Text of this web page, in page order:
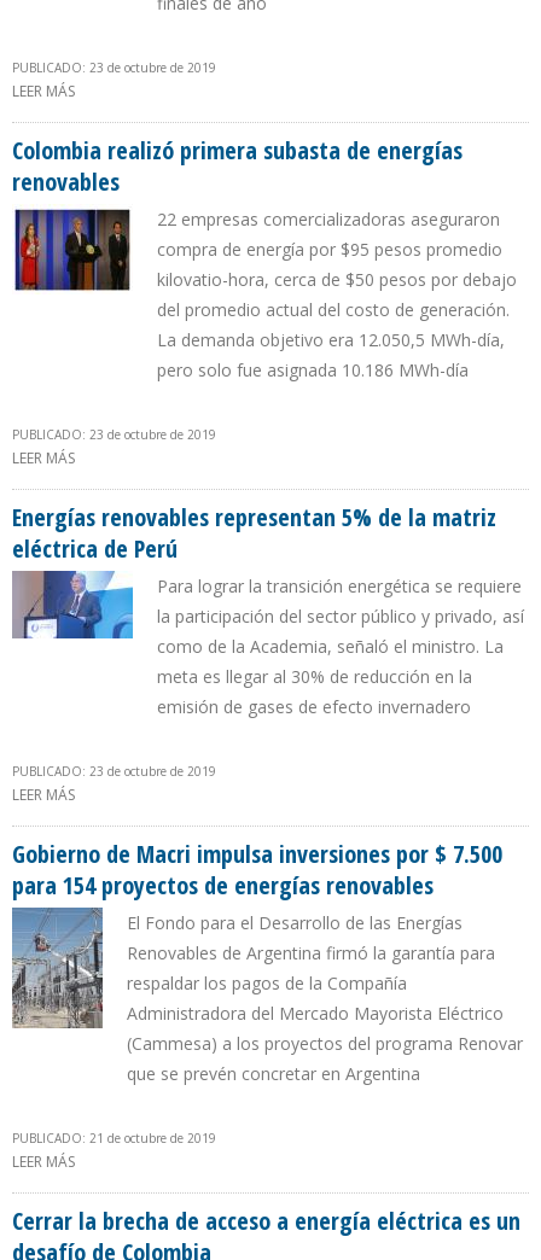
PUBLICADO: 23 de octubre de 2019
LEER MÁS
Colombia realizó primera subasta de energías
renovables
22 empresas comercializadoras aseguraron
compra de energía por $95 pesos promedio
kilovatio-hora, cerca de $50 pesos por debajo
del promedio actual del costo de generación.
La demanda objetivo era 12.050,5 MWh-día,
pero solo fue asignada 10.186 MWh-día
PUBLICADO: 23 de octubre de 2019
LEER MÁS
Energías renovables representan 5% de la matriz
eléctrica de Perú
Para lograr la transición energética se requiere
la participación del sector público y privado, así
como de la Academia, señaló el ministro. La
meta es llegar al 30% de reducción en la
emisión de gases de efecto invernadero
PUBLICADO: 23 de octubre de 2019
LEER MÁS
Gobierno de Macri impulsa inversiones por $ 7.500
para 154 proyectos de energías renovables
El Fondo para el Desarrollo de las Energías
Renovables de Argentina firmó la garantía para
respaldar los pagos de la Compañía
Administradora del Mercado Mayorista Eléctrico
(Cammesa) a los proyectos del programa Renovar
que se prevén concretar en Argentina
PUBLICADO: 21 de octubre de 2019
LEER MÁS
Cerrar la brecha de acceso a energía eléctrica es un
desafío de Colombia